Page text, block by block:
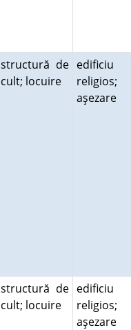
structură de
cult; locuire
edificiu
religios;
aşezare
structură de
cult; locuire
edificiu
religios;
aşezare